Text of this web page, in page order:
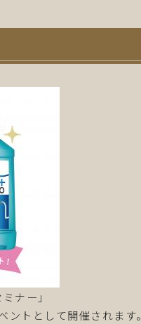
ナー」
トとして開催されます。